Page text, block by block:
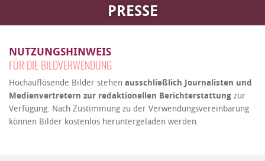
PRESSE
NUTZUNGSHINWEIS
FÜR DIE BILDVERWENDUNG
Hochauflösende Bilder stehen ausschließlich Journalisten und
Medienvertretern zur redaktionellen Berichterstattung zur
Verfügung. Nach Zustimmung zu der Verwendungsvereinbarung
können Bilder kostenlos heruntergeladen werden.